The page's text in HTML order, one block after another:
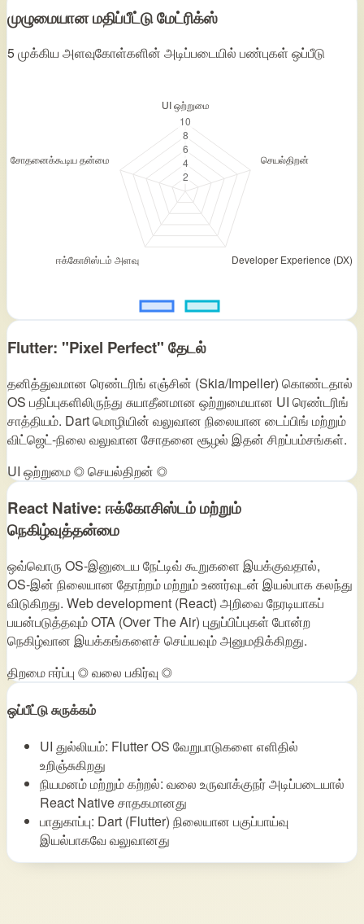
முழுமையான மதிப்பீட்டு மேட்ரிக்ஸ்
5 முக்கிய அளவுகோள்களின் அடிப்படையில் பண்புகள் ஒப்பீடு
Flutter: "Pixel Perfect" தேடல்
தனித்துவமான ரெண்டரிங் எஞ்சின் (Skia/Impeller) கொண்டதால்
OS பதிப்புகளிலிருந்து சுயாதீனமான ஒற்றுமையான UI ரெண்டரிங்
சாத்தியம். Dart மொழியின் வலுவான நிலையான டைப்பிங் மற்றும்
விட்ஜெட்‑நிலை வலுவான சோதனை சூழல் இதன் சிறப்பம்சங்கள்.
UI ஒற்றுமை ◎செயல்திறன் ◎
React Native: ஈக்கோசிஸ்டம் மற்றும்
நெகிழ்வுத்தன்மை
ஒவ்வொரு OS‑இனுடைய நேட்டிவ் கூறுகளை இயக்குவதால்,
OS‑இன் நிலையான தோற்றம் மற்றும் உணர்வுடன் இயல்பாக கலந்து
விடுகிறது. Web development (React) அறிவை நேரடியாகப்
பயன்படுத்தவும் OTA (Over The Air) புதுப்பிப்புகள் போன்ற
நெகிழ்வான இயக்கங்களைச் செய்யவும் அனுமதிக்கிறது.
திறமை ஈர்ப்பு ◎வலை பகிர்வு ◎
ஒப்பீட்டு சுருக்கம்
UI துல்லியம்: Flutter OS வேறுபாடுகளை எளிதில்
உறிஞ்சுகிறது
நியமனம் மற்றும் கற்றல்: வலை உருவாக்குநர் அடிப்படையால்
React Native சாதகமானது
பாதுகாப்பு: Dart (Flutter) நிலையான பகுப்பாய்வு
இயல்பாகவே வலுவானது